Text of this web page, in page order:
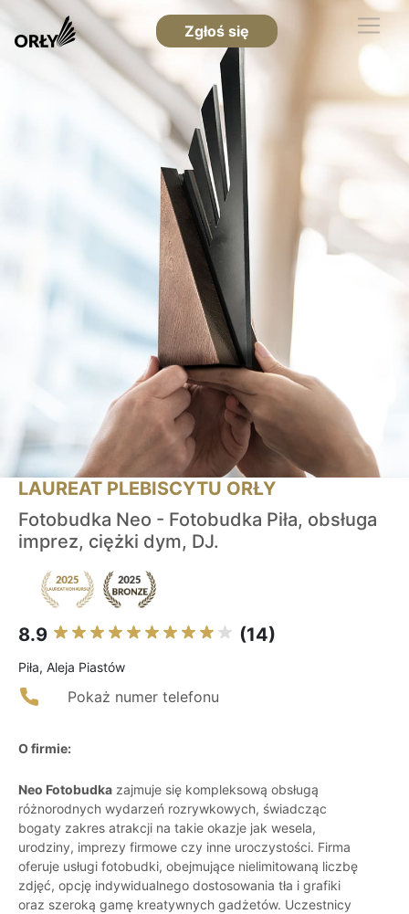
Zgłoś się
LAUREAT PLEBISCYTU ORŁY
Fotobudka Neo - Fotobudka Piła, obsługa
imprez, ciężki dym, DJ.
8.9 (14)
Piła, Aleja Piastów
Pokaż numer telefonu
O firmie:
Neo Fotobudka zajmuje się kompleksową obsługą
różnorodnych wydarzeń rozrywkowych, świadcząc
bogaty zakres atrakcji na takie okazje jak wesela,
urodziny, imprezy firmowe czy inne uroczystości. Firma
oferuje usługi fotobudki, obejmujące nielimitowaną liczbę
zdjęć, opcję indywidualnego dostosowania tła i grafiki
oraz szeroką gamę kreatywnych gadżetów. Uczestnicy